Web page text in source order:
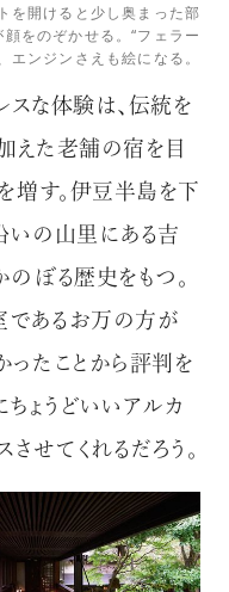
を開けると少し奥まった部
をのぞかせる。“フェラー
エンジンさえも絵になる。
スな体験は、伝統を
えた老舗の宿を目
増す。伊豆半島を下
いの山里にある吉
ぼる歴史をもつ。
あるお万の方が
ったことから評判を
ょうどいいアルカ
せてくれるだろう。